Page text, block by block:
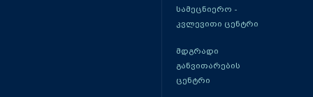
სამეცნიერო -
კვლევითი ცენტრი
მდგრადი
განვითარების
ცენტრი